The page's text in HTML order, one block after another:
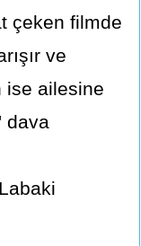
çeken filmde
ve
ise ailesine
dava